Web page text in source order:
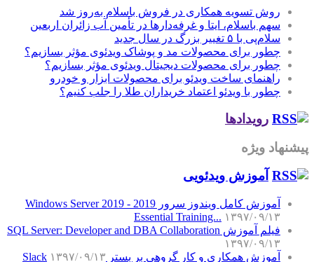
روش تسویه همکاری در فروش باسلام به‌روز شد
سهم باسلام، ایتا و غرفه‌دارها در تأمین آب زائران اربعین
سلام‌پی با ۵ تغییر بزرگ در سال جدید
چطور برای محصولات مد و پوشاک ویدئوی مؤثر بسازیم؟
چطور برای محصولات دیجیتال ویدئوی مؤثر بسازیم؟
راهنمای ساخت ویدئو برای محصولات ابزار و خودرو
چطور با ویدئو اعتماد خریداران طلا را جلب کنیم؟
رویدادها
پیشنهاد ویژه
آموزش‌ ویدئویی
آموزش کامل ویندوز سرور 2019 - Windows Server 2019
Essential Training... ۱۳۹۷/۰۹/۱۳
فیلم آموزش SQL Server: Developer and DBA Collaboration
۱۳۹۷/۰۹/۱۳
آموزش همکاری و کار گروهی بر بستر Slack ۱۳۹۷/۰۹/۱۳